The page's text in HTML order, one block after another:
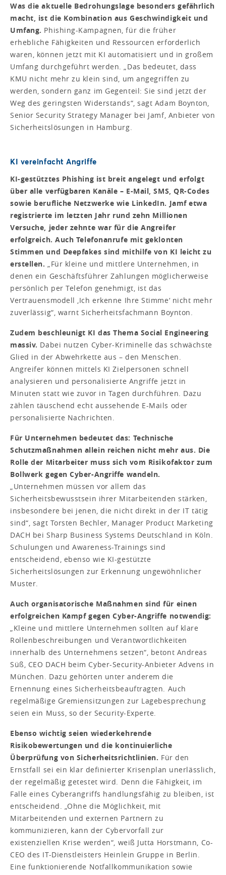
Was die aktuelle Bedrohungslage besonders gefährlich
macht, ist die Kombination aus Geschwindigkeit und
Umfang. Phishing-Kampagnen, für die früher
erhebliche Fähigkeiten und Ressourcen erforderlich
waren, können jetzt mit KI automatisiert und in großem
Umfang durchgeführt werden. „Das bedeutet, dass
KMU nicht mehr zu klein sind, um angegriffen zu
werden, sondern ganz im Gegenteil: Sie sind jetzt der
Weg des geringsten Widerstands“, sagt Adam Boynton,
Senior Security Strategy Manager bei Jamf, Anbieter von
Sicherheitslösungen in Hamburg.
KI vereinfacht Angriffe
KI-gestütztes Phishing ist breit angelegt und erfolgt
über alle verfügbaren Kanäle – E-Mail, SMS, QR-Codes
sowie berufliche Netzwerke wie LinkedIn. Jamf etwa
registrierte im letzten Jahr rund zehn Millionen
Versuche, jeder zehnte war für die Angreifer
erfolgreich. Auch Telefonanrufe mit geklonten
Stimmen und Deepfakes sind mithilfe von KI leicht zu
erstellen. „Für kleine und mittlere Unternehmen, in
denen ein Geschäftsführer Zahlungen möglicherweise
persönlich per Telefon genehmigt, ist das
Vertrauensmodell ‚Ich erkenne Ihre Stimme‘ nicht mehr
zuverlässig“, warnt Sicherheitsfachmann Boynton.
Zudem beschleunigt KI das Thema Social Engineering
massiv. Dabei nutzen Cyber-Kriminelle das schwächste
Glied in der Abwehrkette aus – den Menschen.
Angreifer können mittels KI Zielpersonen schnell
analysieren und personalisierte Angriffe jetzt in
Minuten statt wie zuvor in Tagen durchführen. Dazu
zählen täuschend echt aussehende E-Mails oder
personalisierte Nachrichten.
Für Unternehmen bedeutet das: Technische
Schutzmaßnahmen allein reichen nicht mehr aus. Die
Rolle der Mitarbeiter muss sich vom Risikofaktor zum
Bollwerk gegen Cyber-Angriffe wandeln.
„Unternehmen müssen vor allem das
Sicherheitsbewusstsein ihrer Mitarbeitenden stärken,
insbesondere bei jenen, die nicht direkt in der IT tätig
sind“, sagt Torsten Bechler, Manager Product Marketing
DACH bei Sharp Business Systems Deutschland in Köln.
Schulungen und Awareness-Trainings sind
entscheidend, ebenso wie KI-gestützte
Sicherheitslösungen zur Erkennung ungewöhnlicher
Muster.
Auch organisatorische Maßnahmen sind für einen
erfolgreichen Kampf gegen Cyber-Angriffe notwendig:
„Kleine und mittlere Unternehmen sollten auf klare
Rollenbeschreibungen und Verantwortlichkeiten
innerhalb des Unternehmens setzen“, betont Andreas
Süß, CEO DACH beim Cyber-Security-Anbieter Advens in
München. Dazu gehörten unter anderem die
Ernennung eines Sicherheitsbeauftragten. Auch
regelmäßige Gremiensitzungen zur Lagebesprechung
seien ein Muss, so der Security-Experte.
Ebenso wichtig seien wiederkehrende
Risikobewertungen und die kontinuierliche
Überprüfung von Sicherheitsrichtlinien. Für den
Ernstfall sei ein klar definierter Krisenplan unerlässlich,
der regelmäßig getestet wird. Denn die Fähigkeit, im
Falle eines Cyberangriffs handlungsfähig zu bleiben, ist
entscheidend. „Ohne die Möglichkeit, mit
Mitarbeitenden und externen Partnern zu
kommunizieren, kann der Cybervorfall zur
existenziellen Krise werden“, weiß Jutta Horstmann, Co-
CEO des IT-Dienstleisters Heinlein Gruppe in Berlin.
Eine funktionierende Notfallkommunikation sowie